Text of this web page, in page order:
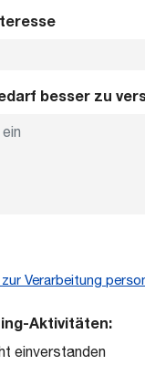
besser zu
Verarbeitung
Aktivitäten:
einverstanden